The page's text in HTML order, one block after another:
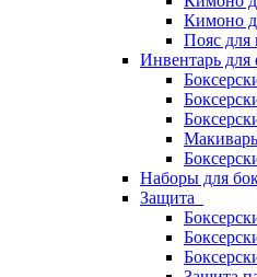
Кимоно
Пояс для
Инвентарь для
Наборы для
Защита